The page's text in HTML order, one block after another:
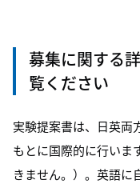
募集に関する
覧ください
実験提案書は、日英両
もとに国際的に行いま
きません。）。英語に